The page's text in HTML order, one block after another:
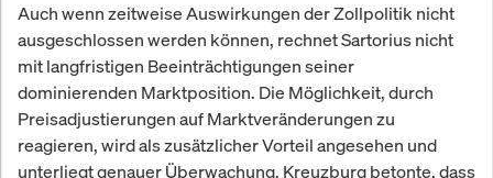
Auch wenn zeitweise Auswirkungen der Zollpolitik nicht
ausgeschlossen werden können, rechnet Sartorius nicht
mit langfristigen Beeinträchtigungen seiner
dominierenden Marktposition. Die Möglichkeit, durch
Preisadjustierungen auf Marktveränderungen zu
reagieren, wird als zusätzlicher Vorteil angesehen und
unterliegt genauer Überwachung. Kreuzburg betonte, dass